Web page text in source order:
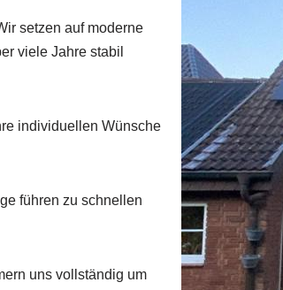
setzen auf moderne
viele Jahre stabil
individuellen Wünsche
führen zu schnellen
uns vollständig um